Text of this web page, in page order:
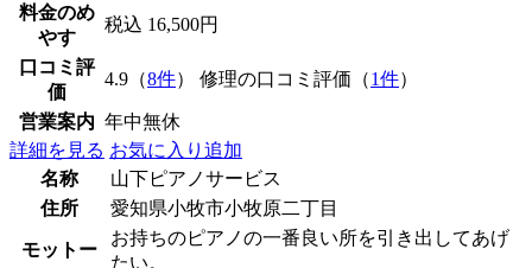
料金のめ
やす
税込 16,500円
口コミ評
価
4.9（8件） 修理の口コミ評価（1件）
営業案内 年中無休
詳細を見る お気に入り追加
名称
山下ピアノサービス
住所
愛知県小牧市小牧原二丁目
モットー
お持ちのピアノの一番良い所を引き出してあげ
たい。